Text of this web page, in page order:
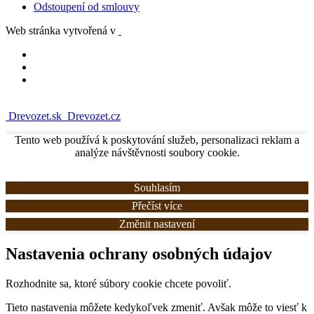
Odstoupení od smlouvy
Web stránka vytvořená v
Drevozet.sk Drevozet.cz
Tento web používá k poskytování služeb, personalizaci reklam a
analýze návštěvnosti soubory cookie.
Souhlasím
Přečíst více
Změnit nastavení
Nastavenia ochrany osobných údajov
Rozhodnite sa, ktoré súbory cookie chcete povoliť.
Tieto nastavenia môžete kedykoľvek zmeniť. Avšak môže to viesť k